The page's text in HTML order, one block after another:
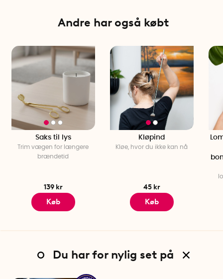
Andre har også købt
Saks til lys
Trim vægen for længere
brændetid
139 kr
Køb
Kløpind
Kløe, hvor du ikke kan nå
45 kr
Køb
Du har for nylig set på